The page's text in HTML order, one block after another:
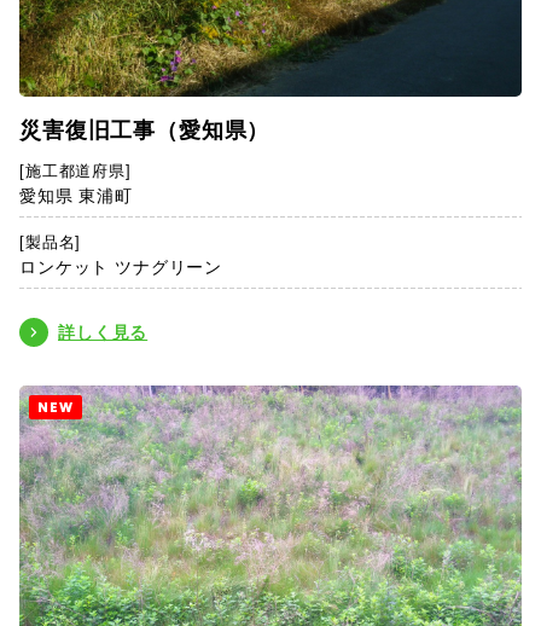
災害復旧工事（愛知県）
[施工都道府県]
愛知県 東浦町
[製品名]
ロンケット ツナグリーン
詳しく見る
NEW